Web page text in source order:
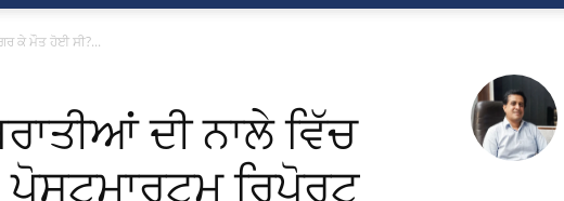
ਕੇ ਮੌਤ ਹੋਈ ਸੀ?...
ਦੀ ਨਾਲੇ ਵਿੱਚ
ਰਿਪੋਰਟ